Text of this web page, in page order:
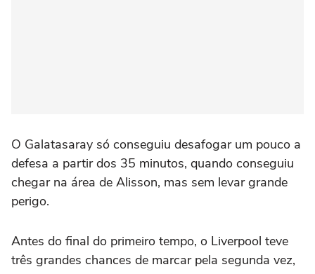
O Galatasaray só conseguiu desafogar um pouco a
defesa a partir dos 35 minutos, quando conseguiu
chegar na área de Alisson, mas sem levar grande
perigo.
Antes do final do primeiro tempo, o Liverpool teve
três grandes chances de marcar pela segunda vez,